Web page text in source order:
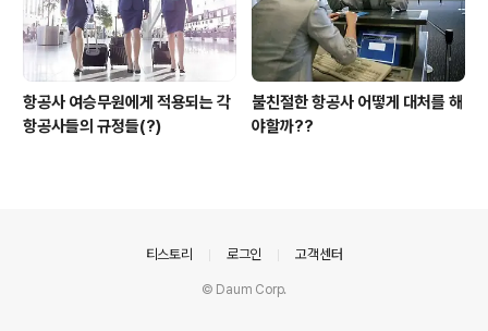
항공사 여승무원에게 적용되는 각
항공사들의 규정들(?)
불친절한 항공사 어떻게 대처를 해
야할까??
티스토리 로그인 고객센터
© Daum Corp.